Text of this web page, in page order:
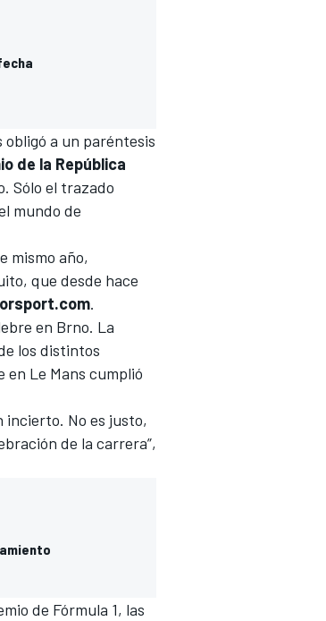
obligó a un paréntesis
de la República
Sólo el trazado
mundo de
mismo año,
que desde hace
.
en Brno. La
los distintos
en Le Mans cumplió
incierto. No es justo,
de la carrera”,
de Fórmula 1, las